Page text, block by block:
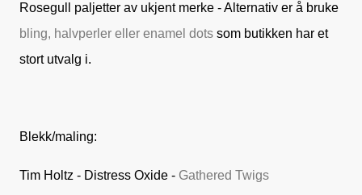
Rosegull paljetter av ukjent merke - Alternativ er å bruke
bling, halvperler eller enamel dots som butikken har et
stort utvalg i.
Blekk/maling:
Tim Holtz - Distress Oxide - Gathered Twigs